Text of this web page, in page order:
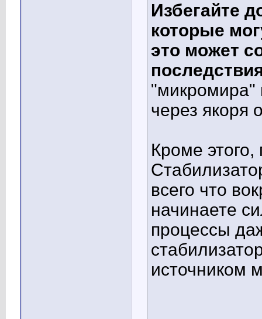
Избегайте
которые
это может
"микромира"
через якоря
Кроме этого,
всего что
начинаете
процессы
источником